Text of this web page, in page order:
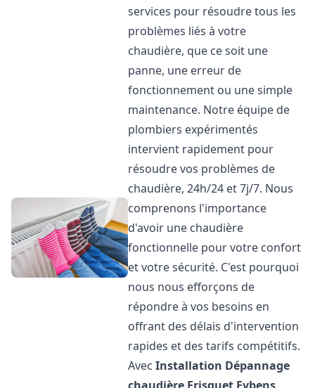
services pour résoudre tous les
problèmes liés à votre
chaudière, que ce soit une
panne, une erreur de
fonctionnement ou une simple
maintenance. Notre équipe de
plombiers expérimentés
intervient rapidement pour
résoudre vos problèmes de
chaudière, 24h/24 et 7j/7. Nous
comprenons l'importance
d'avoir une chaudière
fonctionnelle pour votre confort
et votre sécurité. C'est pourquoi
nous nous efforçons de
répondre à vos besoins en
offrant des délais d'intervention
rapides et des tarifs compétitifs.
AvecInstallation Dépannage